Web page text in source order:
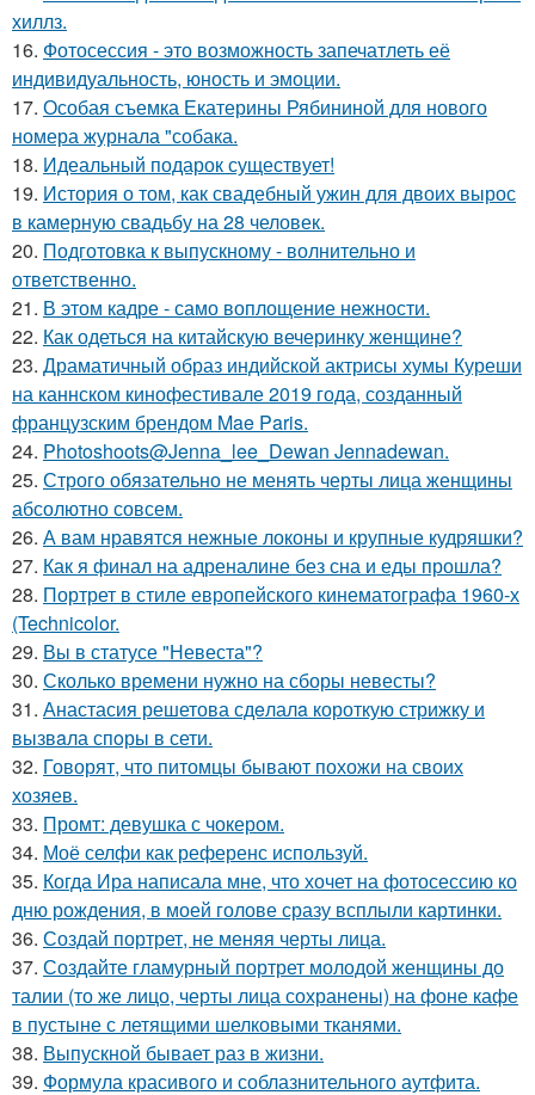
хиллз.
16. Фотосессия - это возможность запечатлеть её
индивидуальность, юность и эмоции.
17. Особая съемка Екатерины Рябининой для нового
номера журнала "собака.
18. Идеальный подарок существует!
19. История о том, как свадебный ужин для двоих вырос
в камерную свадьбу на 28 человек.
20. Подготовка к выпускному - волнительно и
ответственно.
21. В этом кадре - само воплощение нежности.
22. Как одеться на китайскую вечеринку женщине?
23. Драматичный образ индийской актрисы хумы Куреши
на каннском кинофестивале 2019 года, созданный
французским брендом Mae Paris.
24. Photoshoots@Jenna_lee_Dewan Jennadewan.
25. Строго обязательно не менять черты лица женщины
абсолютно совсем.
26. А вам нравятся нежные локоны и крупные кудряшки?
27. Как я финал на адреналине без сна и еды прошла?
28. Портрет в стиле европейского кинематографа 1960-х
(Technicolor.
29. Вы в статусе "Невеста"?
30. Сколько времени нужно на сборы невесты?
31. Анастасия решетова сдeлалa короткую стрижку и
вызвaла спoры в сети.
32. Говорят, что питомцы бывают похожи на своих
хозяев.
33. Промт: девушка с чокером.
34. Моё селфи как референс используй.
35. Когда Ира написала мне, что хочет на фотосессию ко
дню рождения, в моей голове сразу всплыли картинки.
36. Создай портрет, не меняя черты лица.
37. Создайте гламурный портрет молодой женщины до
талии (то же лицо, черты лица сохранены) на фоне кафе
в пустыне с летящими шелковыми тканями.
38. Выпускной бывает раз в жизни.
39. Формула красивого и соблазнительного аутфита.